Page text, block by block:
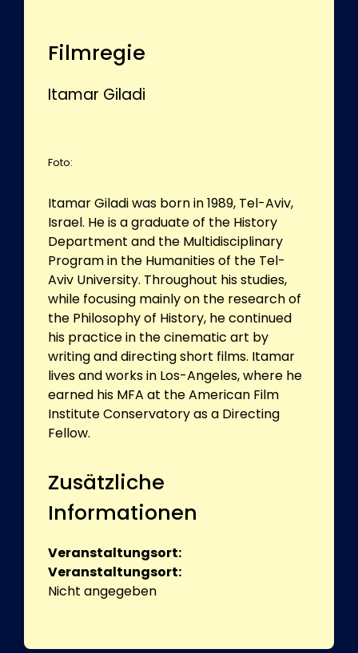
Filmregie
Itamar Giladi
Foto:
Itamar Giladi was born in 1989, Tel-Aviv,
Israel. He is a graduate of the History
Department and the Multidisciplinary
Program in the Humanities of the Tel-
Aviv University. Throughout his studies,
while focusing mainly on the research of
the Philosophy of History, he continued
his practice in the cinematic art by
writing and directing short films. Itamar
lives and works in Los-Angeles, where he
earned his MFA at the American Film
Institute Conservatory as a Directing
Fellow.
Zusätzliche
Informationen
Veranstaltungsort:
Veranstaltungsort:
Nicht angegeben